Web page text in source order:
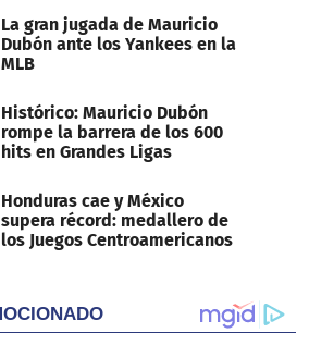
La gran jugada de Mauricio
Dubón ante los Yankees en la
MLB
Histórico: Mauricio Dubón
rompe la barrera de los 600
hits en Grandes Ligas
Honduras cae y México
supera récord: medallero de
los Juegos Centroamericanos